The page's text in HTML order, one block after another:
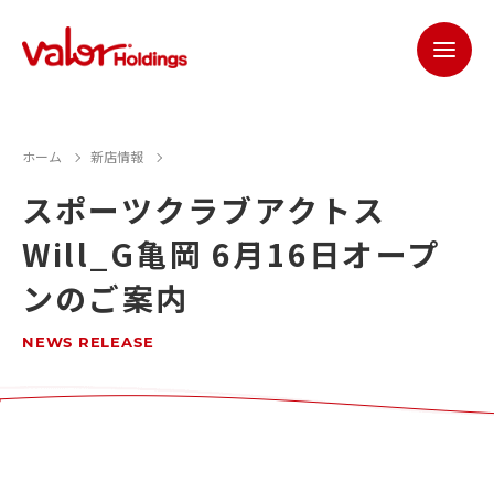
ホーム 新店情報
スポーツクラブアクトス
Will_G亀岡 6月16日オープ
ンのご案内
NEWS RELEASE